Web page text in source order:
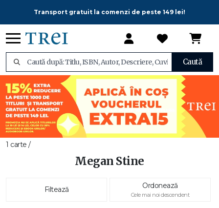
Transport gratuit la comenzi de peste 149 lei!
Caută
1 carte /
Megan Stine
Filtează Ordonează
Cele mai noi descendent